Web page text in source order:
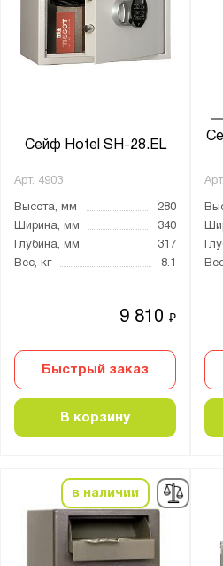
Сейф Hotel SH-28.EL
Арт. 4903
Высота, мм
280
Ширина, мм
340
Глубина, мм
317
Вес, кг
8.1
9 810₽
Быстрый заказ
В корзину
Арт.
в наличии
ШБМ
ШМ
ШП